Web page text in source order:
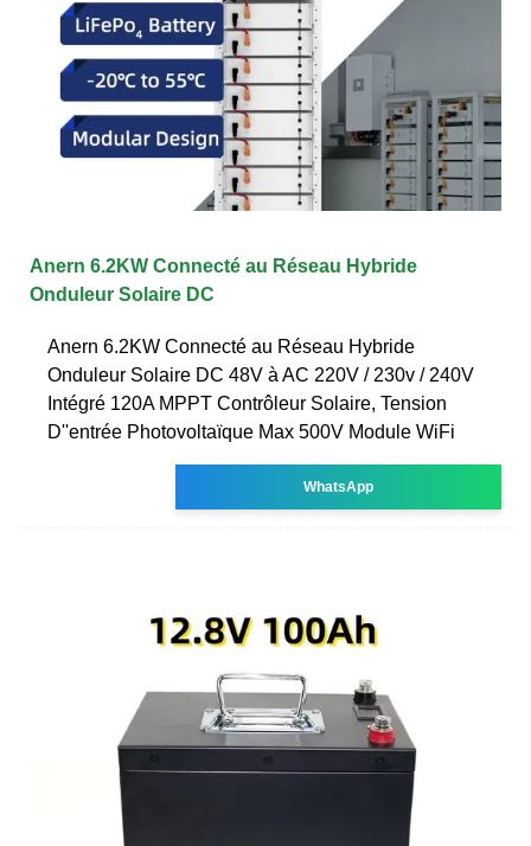
Anern 6.2KW Connecté au Réseau Hybride
Onduleur Solaire DC
Anern 6.2KW Connecté au Réseau Hybride
Onduleur Solaire DC 48V à AC 220V / 230v / 240V
Intégré 120A MPPT Contrôleur Solaire, Tension
D''entrée Photovoltaïque Max 500V Module WiFi
WhatsApp